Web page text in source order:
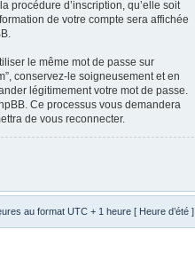
procédure d’inscription, qu’elle soit
de votre compte sera affichée
le même mot de passe sur
conservez-le soigneusement et en
légitimement votre mot de passe.
Ce processus vous demandera
de vous reconnecter.
au format UTC + 1 heure [ Heure d’été ]